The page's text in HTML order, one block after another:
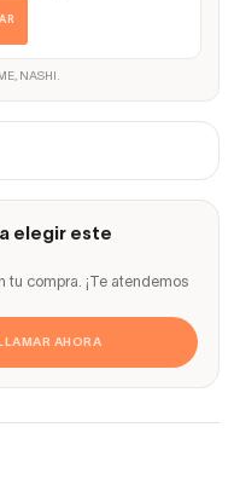
NASHI.
elegir este
tu compra. ¡Te atendemos
LLAMAR AHORA